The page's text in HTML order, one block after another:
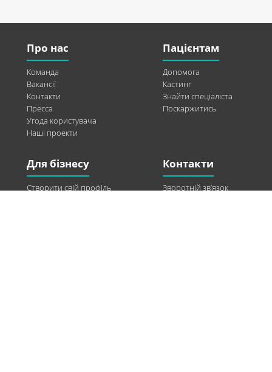
Про нас
Команда
Вакансії
Контакти
Пресса
Угода користувача
Наші проекти
Пацієнтам
Допомога
Кастинг
Знайти спеціаліста
Поскаржитись
Для бізнесу
Створити свій профіль
Контакти
Зворотній зв’язок